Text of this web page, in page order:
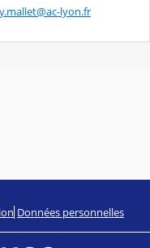
lyon.fr
Données personnelles